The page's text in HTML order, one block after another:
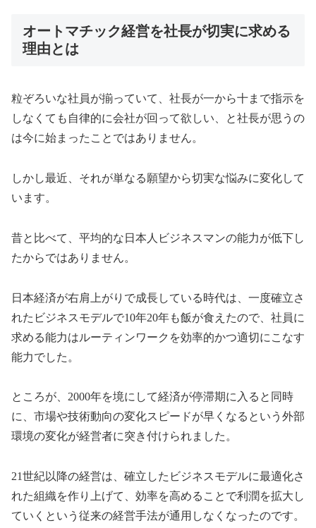
オートマチック経営を社長が切実に求める
理由とは
粒ぞろいな社員が揃っていて、社長が一から十まで指示を
しなくても自律的に会社が回って欲しい、と社長が思うの
は今に始まったことではありません。
しかし最近、それが単なる願望から切実な悩みに変化して
います。
昔と比べて、平均的な日本人ビジネスマンの能力が低下し
たからではありません。
日本経済が右肩上がりで成長している時代は、一度確立さ
れたビジネスモデルで10年20年も飯が食えたので、社員に
求める能力はルーティンワークを効率的かつ適切にこなす
能力でした。
ところが、2000年を境にして経済が停滞期に入ると同時
に、市場や技術動向の変化スピードが早くなるという外部
環境の変化が経営者に突き付けられました。
21世紀以降の経営は、確立したビジネスモデルに最適化さ
れた組織を作り上げて、効率を高めることで利潤を拡大し
ていくという従来の経営手法が通用しなくなったのです。